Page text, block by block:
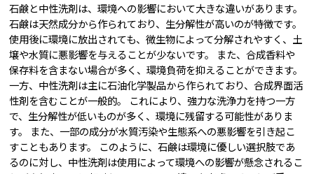
石鹸と中性洗剤は、環境への影響において大きな違いがあります。
石鹸は天然成分から作られており、生分解性が高いのが特徴です。
使用後に環境に放出されても、微生物によって分解されやすく、土
壌や水質に悪影響を与えることが少ないです。 また、合成香料や
保存料を含まない場合が多く、環境負荷を抑えることができます。
一方、中性洗剤は主に石油化学製品から作られており、合成界面活
性剤を含むことが一般的。 これにより、強力な洗浄力を持つ一方
で、生分解性が低いものが多く、環境に残留する可能性がありま
す。 また、一部の成分が水質汚染や生態系への悪影響を引き起こ
すこともあります。 このように、石鹸は環境に優しい選択肢であ
るのに対し、中性洗剤は使用によって環境への影響が懸念されるこ